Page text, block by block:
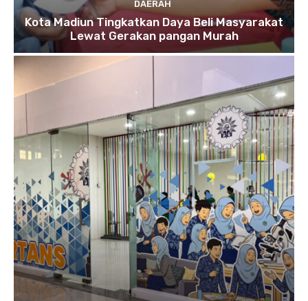
DAERAH
Kota Madiun Tingkatkan Daya Beli Masyarakat
Lewat Gerakan pangan Murah